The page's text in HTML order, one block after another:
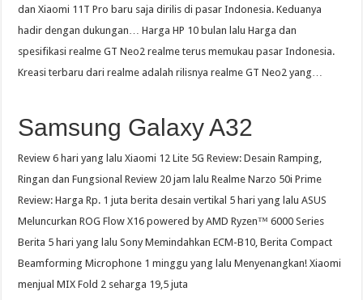
dan Xiaomi 11T Pro baru saja dirilis di pasar Indonesia. Keduanya
hadir dengan dukungan… Harga HP 10 bulan lalu Harga dan
spesifikasi realme GT Neo2 realme terus memukau pasar Indonesia.
Kreasi terbaru dari realme adalah rilisnya realme GT Neo2 yang…
Samsung Galaxy A32
Review 6 hari yang lalu Xiaomi 12 Lite 5G Review: Desain Ramping,
Ringan dan Fungsional Review 20 jam lalu Realme Narzo 50i Prime
Review: Harga Rp. 1 juta berita desain vertikal 5 hari yang lalu ASUS
Meluncurkan ROG Flow X16 powered by AMD Ryzen™ 6000 Series
Berita 5 hari yang lalu Sony Memindahkan ECM-B10, Berita Compact
Beamforming Microphone 1 minggu yang lalu Menyenangkan! Xiaomi
menjual MIX Fold 2 seharga 19,5 juta